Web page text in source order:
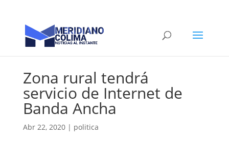
Zona rural tendrá
servicio de Internet de
Banda Ancha
Abr 22, 2020| politica